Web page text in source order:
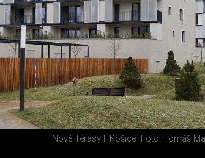
Nové Terasy II Košice Foto: Tomáš